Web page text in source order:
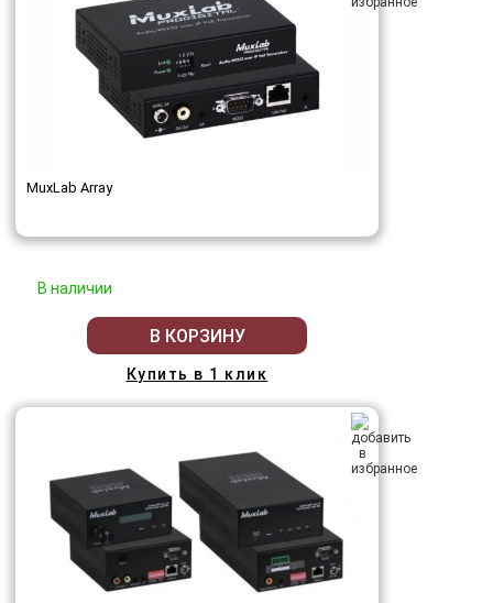
MuxLab Array
В наличии
В КОРЗИНУ
Купить в 1 клик